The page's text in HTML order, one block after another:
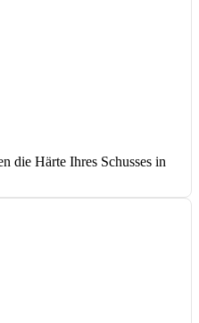
die Härte Ihres Schusses in